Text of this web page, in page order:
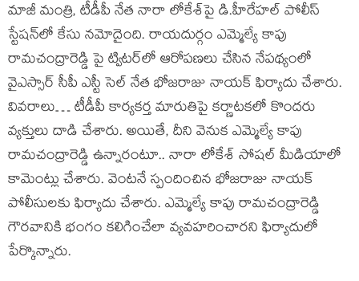
మాజీ మంత్రి, టీడీపీ నేత నారా లోకేశ్‌పై డి.హీరేహల్‌ పోలీస్‌
స్టేషన్‌లో కేసు నమోదైంది. రాయదుర్గం ఎమ్మెల్యే కాపు
రామచంద్రారెడ్డి పై ట్విటర్‌లో ఆరోపణలు చేసిన నేపథ్యంలో
వైఎస్సార్‌ సీపీ ఎస్టీ సెల్‌ నేత భోజరాజు నాయక్‌ ఫిర్యాదు చేశారు.
వివరాలు… టీడీపీ కార్యకర్త మారుతిపై కర్ణాటకలో కొంద‌రు
వ్యక్తులు దాడి చేశారు. అయితే, దీని వెనుక ఎమ్మెల్యే కాపు
రామచంద్రారెడ్డి ఉన్నారంటూ.. నారా లోకేశ్‌ సోషల్‌ మీడియాలో
కామెంట్లు చేశారు. వెంట‌నే స్పందించిన భోజరాజు నాయక్
పోలీసుల‌కు ఫిర్యాదు చేశారు. ఎమ్మెల్యే కాపు రామచంద్రారెడ్డి
గౌరవానికి భంగం కలిగించేలా వ్యవహరించారని ఫిర్యాదులో
పేర్కొన్నారు.